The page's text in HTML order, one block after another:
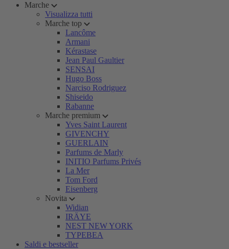
Marche
Visualizza tutti
Marche top
Lancôme
Armani
Kérastase
Jean Paul Gaultier
SENSAI
Hugo Boss
Narciso Rodriguez
Shiseido
Rabanne
Marche premium
Yves Saint Laurent
GIVENCHY
GUERLAIN
Parfums de Marly
INITIO Parfums Privés
La Mer
Tom Ford
Eisenberg
Novita
Widian
IRÄYE
NEST NEW YORK
TYPEBEA
Saldi e bestseller